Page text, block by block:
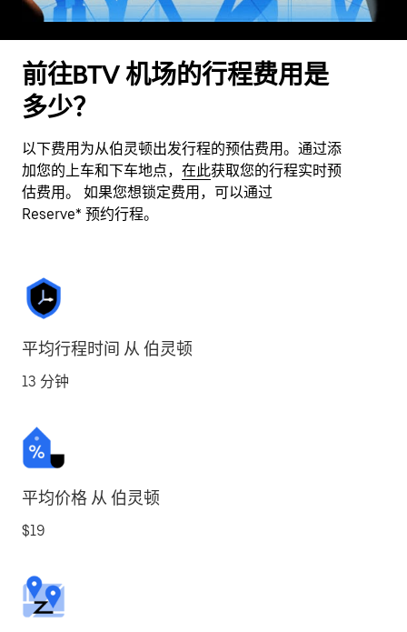
前往BTV 机场的行程费用是
多少？
以下费用为从伯灵顿出发行程的预估费用。通过添
加您的上车和下车地点， 在此获取您的行程实时预
估费用。 如果您想锁定费用，可以通过
Reserve* 预约行程。
平均行程时间 从 伯灵顿
13 分钟
平均价格 从 伯灵顿
$19